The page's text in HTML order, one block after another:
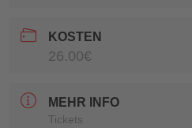
KOSTEN
26.00€
MEHR INFO
Tickets